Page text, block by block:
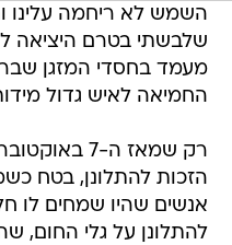
השמש לא ריחמה עלינו
שלבשתי בטרם היציאה
מעמד בחסדי המזגן
החמיאה לאיש גדול
רק שמאז ה-7
הזכות להתלונן, בטח
אנשים שהיו שמחים לו
להתלונן על גלי החום,